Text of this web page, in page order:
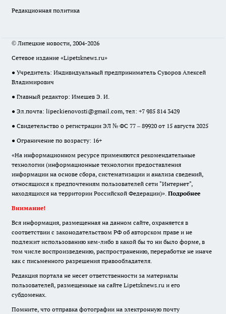
Редакционная политика
© Липецкие новости, 2004-2026
Сетевое издание «Lipetsknews.ru»
● Учредитель: Индивидуальный предприниматель Суворов Алексей
Владимирович
● Главный редактор: Имешев Э. И.
● Эл.почта: lipeckienovosti@gmail.com, тел: +7 985 814 3429
● Свидетельство о регистрации ЭЛ № ФС 77 – 89920 от 15 августа 2025
● Ограничение по возрасту: 16+
«На информационном ресурсе применяются рекомендательные
технологии (информационные технологии предоставления
информации на основе сбора, систематизации и анализа сведений,
относящихся к предпочтениям пользователей сети "Интернет",
находящихся на территории Российской Федерации)». Подробнее
Внимание!
Вся информация, размещенная на данном сайте, охраняется в
соответствии с законодательством РФ об авторском праве и не
подлежит использованию кем-либо в какой бы то ни было форме, в
том числе воспроизведению, распространению, переработке не иначе
как с письменного разрешения правообладателя.
Редакция портала не несет ответственности за материалы
пользователей, размещенные на сайте Lipetsknews.ru и его
субдоменах.
Помните, что отправка фотографии на электронную почту